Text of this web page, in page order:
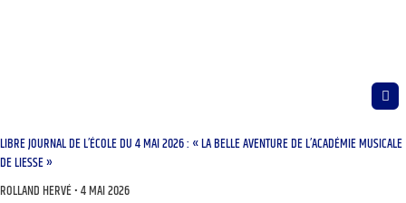
LIBRE JOURNAL DE L’ÉCOLE DU 4 MAI 2026 : « LA BELLE AVENTURE DE L’ACADÉMIE MUSICALE
DE LIESSE »
ROLLAND HERVÉ 4 MAI 2026